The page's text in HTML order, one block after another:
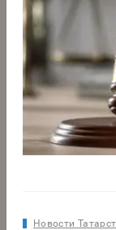
Новости